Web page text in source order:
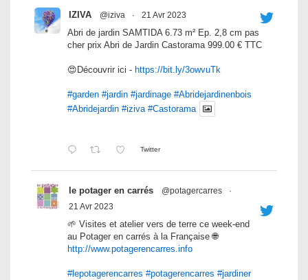
IZIVA @iziva · 21 Avr 2023
Abri de jardin SAMTIDA 6.73 m² Ep. 2,8 cm pas
cher prix Abri de Jardin Castorama 999.00 € TTC
😍Découvrir ici - https://bit.ly/3owvuTk
#garden #jardin #jardinage #Abridejardinenbois
#Abridejardin #iziva #Castorama
Twitter
le potager en carrés @potagercarres
·
21 Avr 2023
🌱 Visites et atelier vers de terre ce week-end
au Potager en carrés à la Française 🌐
http://www.potagerencarres.info
#lepotagerencarres #potagerencarres #jardiner